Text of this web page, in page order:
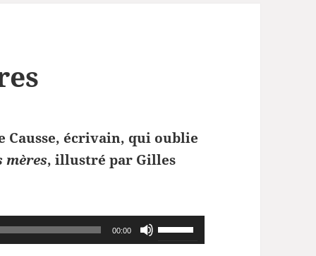
Causse, écrivain, qui oublie
mères, illustré par Gilles
00:00
Utilisez
les